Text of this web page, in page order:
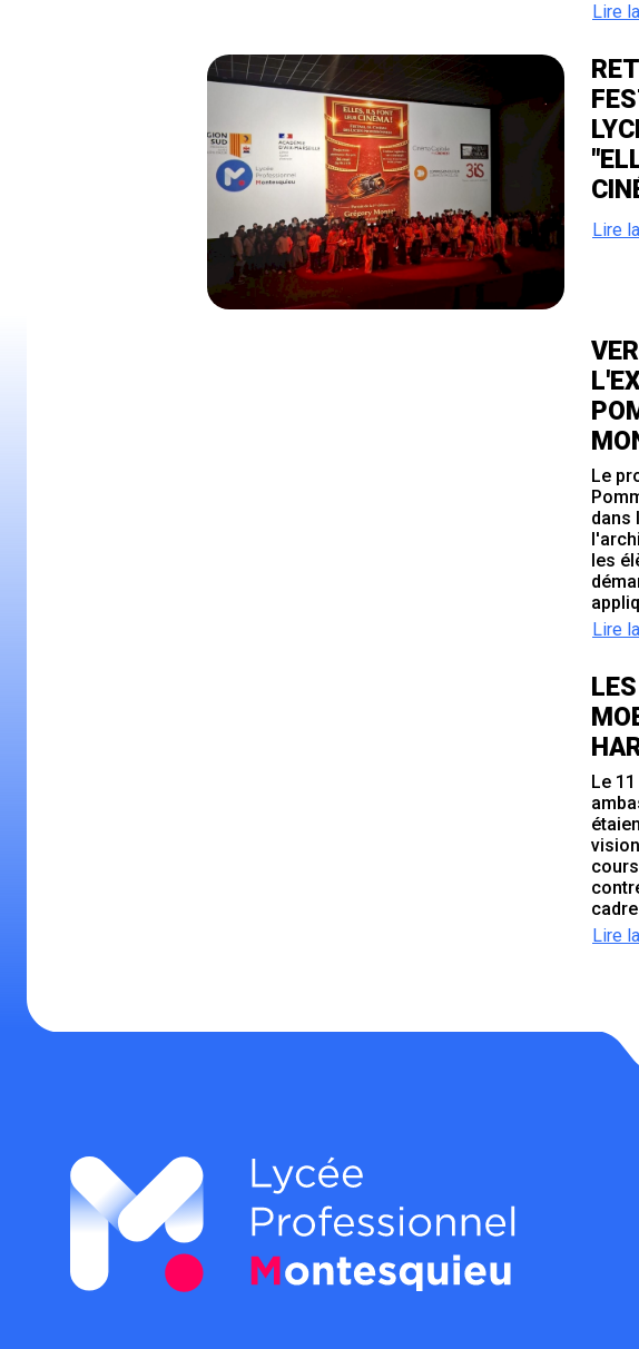
Lire
Lire
Le
dans
les
Lire
Le
Lire